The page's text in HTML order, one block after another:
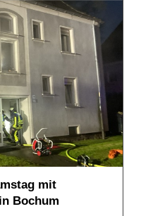
mit
Bochum